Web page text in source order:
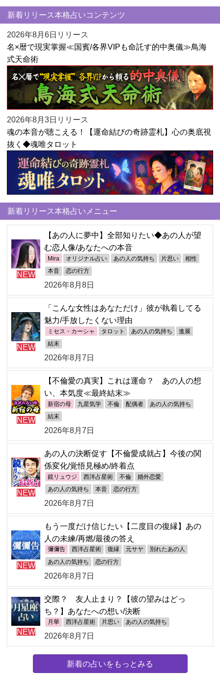
新着リリース本格占いコンテンツ
2026年8月6日リリース
名×暦で現実掌握≪国賓/各界VIPも命託す的中奥儀≫鳥海
式天命術
2026年8月3日リリース
魂の本音が聴こえる！【運命結びの奇跡霊札】心の奥底視
抜く◆魂唯タロット
新着リリース本格占いメニュー
NEW
【あの人に夢中】全部知りたい◆あの人が望
む恋人像/あなたへの本音
Mira オリジナル占い あの人の気持ち 片思い 相性
本音 恋の行方
2026年8月8日
NEW
「こんな女性はあなただけ」彼が執着してる
魅力/手放したくない理由
ミセス・カーシャ タロット あの人の気持ち 進展
結末
2026年8月7日
NEW
【不倫愛の真実】これは運命？ あの人の想
い、本気度≪最終結末≫
新宿の母 九星気学 不倫 配偶者 あの人の気持ち
結末
2026年8月7日
NEW
あの人の決断促す【不倫愛成就占】今後の関
係変化/覚悟見極め/終着点
鏡リュウジ 西洋占星術 不倫 婚外恋愛
あの人の気持ち 本音 恋の行方
2026年8月7日
NEW
もう一度だけ信じたい【二度目の復縁】あの
人の未練/再燃/最後の答え
彌彌告 西洋占星術 復縁 元サヤ 別れたあの人
あの人の気持ち 恋の行方
2026年8月7日
NEW
交際？ 友人止まり？【彼の望みはどっ
ち？】あなたへの想い/決断
月華 西洋占星術 片思い あの人の気持ち
2026年8月7日
新着の占いをもっとみる